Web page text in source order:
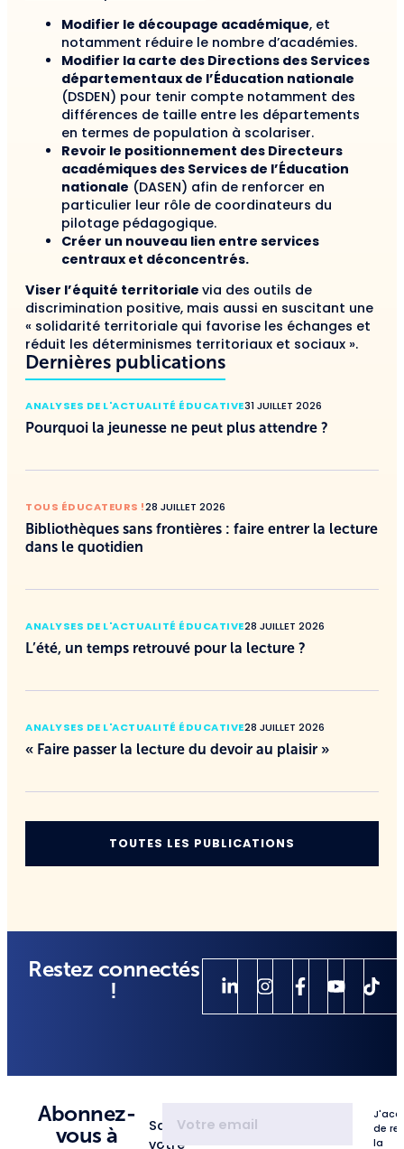
Modifier le découpage académique, et
notamment réduire le nombre d’académies.
Modifier la carte des Directions des Services
départementaux de l’Éducation nationale
(DSDEN) pour tenir compte notamment des
différences de taille entre les départements
en termes de population à scolariser.
Revoir le positionnement des Directeurs
académiques des Services de l’Éducation
nationale (DASEN) afin de renforcer en
particulier leur rôle de coordinateurs du
pilotage pédagogique.
Créer un nouveau lien entre services
centraux et déconcentrés.
Viser l’équité territoriale via des outils de
discrimination positive, mais aussi en suscitant une
« solidarité territoriale qui favorise les échanges et
réduit les déterminismes territoriaux et sociaux ».
Dernières publications
ANALYSES DE L'ACTUALITÉ ÉDUCATIVE31 JUILLET 2026
Pourquoi la jeunesse ne peut plus attendre ?
TOUS ÉDUCATEURS !28 JUILLET 2026
Bibliothèques sans frontières : faire entrer la lecture
dans le quotidien
ANALYSES DE L'ACTUALITÉ ÉDUCATIVE28 JUILLET 2026
L’été, un temps retrouvé pour la lecture ?
ANALYSES DE L'ACTUALITÉ ÉDUCATIVE28 JUILLET 2026
« Faire passer la lecture du devoir au plaisir »
TOUTES LES PUBLICATIONS
Restez connectés
!
Abonnez-
vous à
Saisissez
votre
de
la